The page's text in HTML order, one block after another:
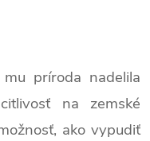
príroda nadelila
na zemské
ako vypudiť